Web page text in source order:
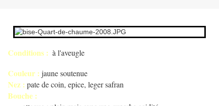
Conditions : à l'aveugle
Couleur : jaune soutenue
Nez : pate de coin, epice, leger safran
Bouche :